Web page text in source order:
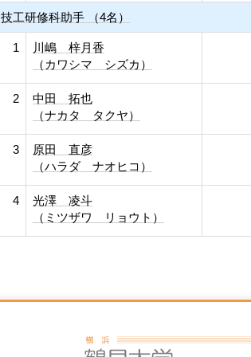
技工研修科助手 （4名）
1
川嶋 梓月香
（カワシマ シズカ）
2
中田 拓也
（ナカタ タクヤ）
3
原田 直彦
（ハラダ ナオヒコ）
4
光澤 凌斗
（ミツザワ リョウト）